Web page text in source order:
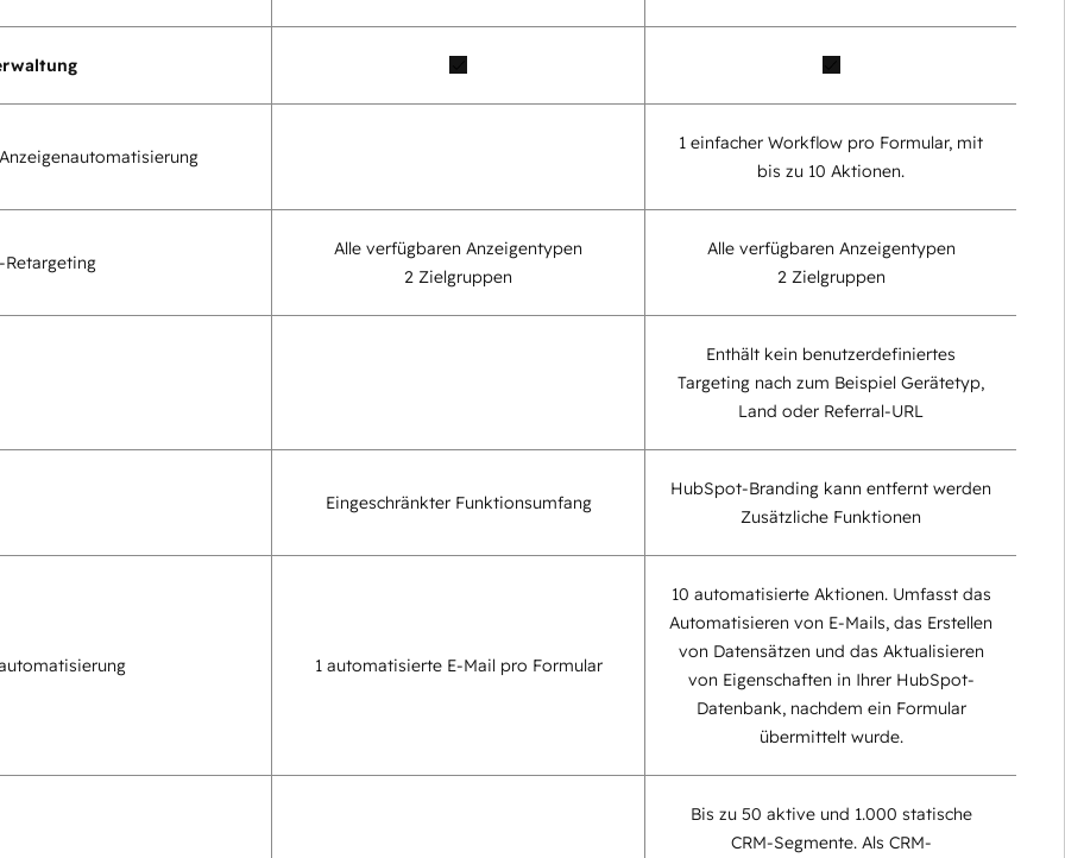
1 einfacher Workflow pro Formular, mit
bis zu 10 Aktionen.
Retargeting
Alle verfügbaren Anzeigentypen
2 Zielgruppen
Alle verfügbaren Anzeigentypen
2 Zielgruppen
Enthält kein benutzerdefiniertes
Targeting nach zum Beispiel Gerätetyp,
Land oder Referral-URL
Eingeschränkter Funktionsumfang
HubSpot-Branding kann entfernt werden
Zusätzliche Funktionen
1 automatisierte E-Mail pro Formular
10 automatisierte Aktionen. Umfasst das
Automatisieren von E-Mails, das Erstellen
von Datensätzen und das Aktualisieren
von Eigenschaften in Ihrer HubSpot-
Datenbank, nachdem ein Formular
übermittelt wurde.
Bis zu 50 aktive und 1.000 statische
CRM-Segmente. Als CRM-